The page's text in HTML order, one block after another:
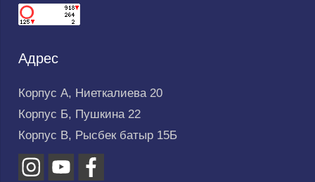
Адрес
Корпус А, Ниеткалиева 20
Корпус Б, Пушкина 22
Корпус В, Рысбек батыр 15Б